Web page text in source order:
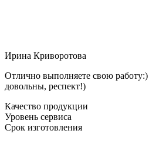
Ирина Криворотова
Отлично выполняете свою работу:)
довольны, респект!)
Качество продукции
Уровень сервиса
Срок изготовления